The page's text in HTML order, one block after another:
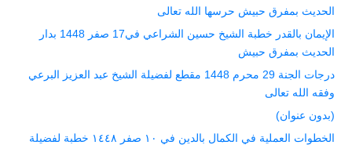
الحديث بمفرق حبيش حرسها الله تعالى
الإيمان بالقدر خطبة الشيخ حسين الشراعي في17 صفر 1448 بدار
الحديث بمفرق حبيش
درجات الجنة 29 محرم 1448 مقطع لفضيلة الشيخ عبد العزيز البرعي
وفقه الله تعالى
(بدون عنوان)
الخطوات العملية في الكمال بالدين في ١٠ صفر ١٤٤٨ خطبة لفضيلة